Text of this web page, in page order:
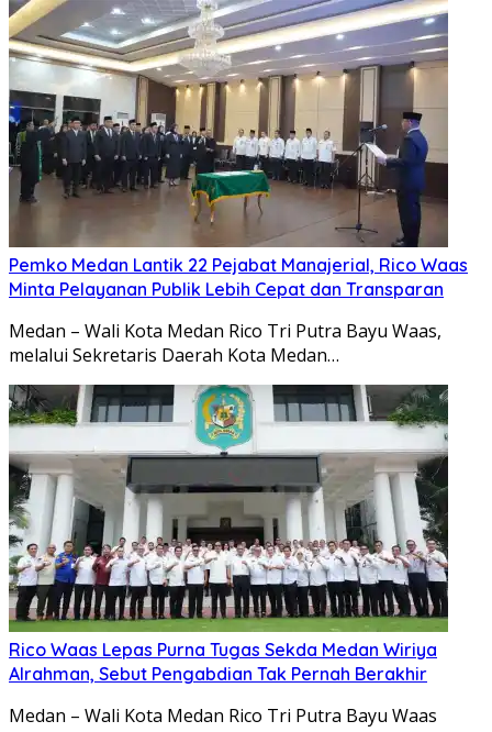
Pemko Medan Lantik 22 Pejabat Manajerial, Rico Waas
Minta Pelayanan Publik Lebih Cepat dan Transparan
Medan – Wali Kota Medan Rico Tri Putra Bayu Waas,
melalui Sekretaris Daerah Kota Medan…
Rico Waas Lepas Purna Tugas Sekda Medan Wiriya
Alrahman, Sebut Pengabdian Tak Pernah Berakhir
Medan – Wali Kota Medan Rico Tri Putra Bayu Waas